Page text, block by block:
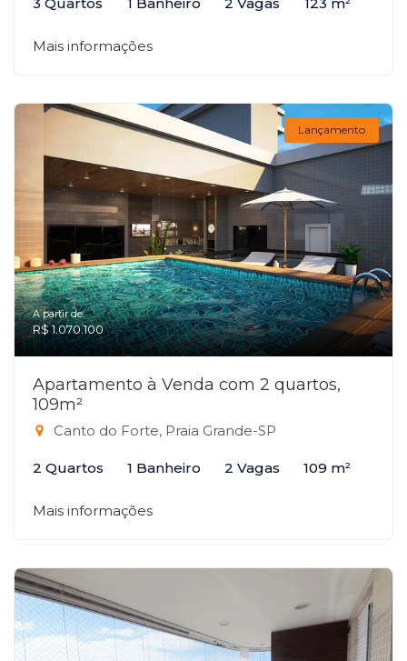
Mais informações
Lançamento
A partir de:
R$ 1.070.100
Apartamento à Venda com 2 quartos,
109m²
Canto do Forte, Praia Grande-SP
2 Quartos 1 Banheiro 2 Vagas 109 m²
Mais informações